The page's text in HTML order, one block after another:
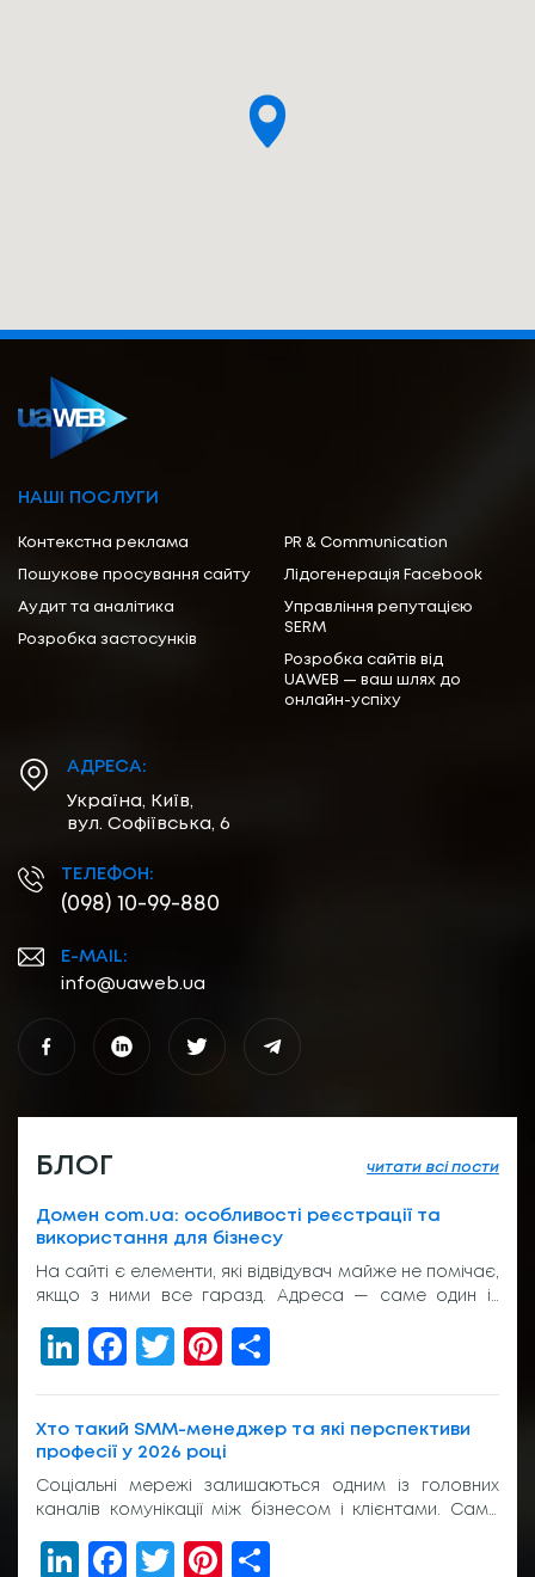
НАШІ ПОСЛУГИ
Контекстна реклама
Пошукове просування сайту
Аудит та аналітика
Розробка застосунків
PR & Communication
Лідогенерація Facebook
Управління репутацією
SERM
Розробка сайтів від
UAWEB — ваш шлях до
онлайн-успіху
АДРЕСА:
Україна, Київ,
вул. Софіївська, 6
ТЕЛЕФОН:
(098) 10-99-880
E-MAIL:
info@uaweb.ua
БЛОГ читати всі пости
Домен com.ua: особливості реєстрації та
використання для бізнесу
На сайті є елементи, які відвідувач майже не помічає,
якщо з ними все гаразд. Адреса — саме один із
рекламі, у листуванні з клієнтом, на вивісці біля входу
або в підписі менеджера. І якщо вона виглядає
звично, людина просто переходить далі. Без зайвих
LinkedIn
Facebook
TwitterPinterest
Хто такий SMM-менеджер та які перспективи
професії у 2026 році
Соціальні мережі залишаються одним із головних
каналів комунікації між бізнесом і клієнтами. Саме
просування компаній в Instagram, TikTok, Facebook,
LinkedIn
Facebook
TwitterPinterest